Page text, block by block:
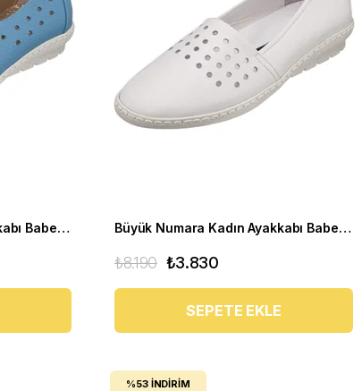
Büyük Numara Kadın Ayakkabı Babet PR 2211 mavi Büyük Numara Kadın Ayakkabı Babet PR 3311 beyaz
₺3.830
₺8.190
SEPETE EKLE
%53 İNDIRIM